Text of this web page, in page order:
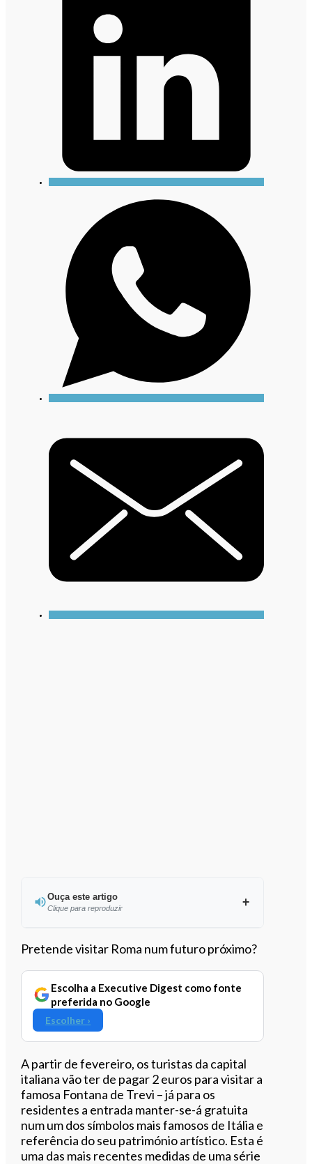
Ouça este artigo
Clique para reproduzir
Ouvir este artigo
Pretende visitar Roma num futuro próximo?
Escolha a Executive Digest como fonte
preferida no Google
Escolher ›
A partir de fevereiro, os turistas da capital
italiana vão ter de pagar 2 euros para visitar a
famosa Fontana de Trevi – já para os
residentes a entrada manter-se-á gratuita
num um dos símbolos mais famosos de Itália e
referência do seu património artístico. Esta é
uma das mais recentes medidas de uma série